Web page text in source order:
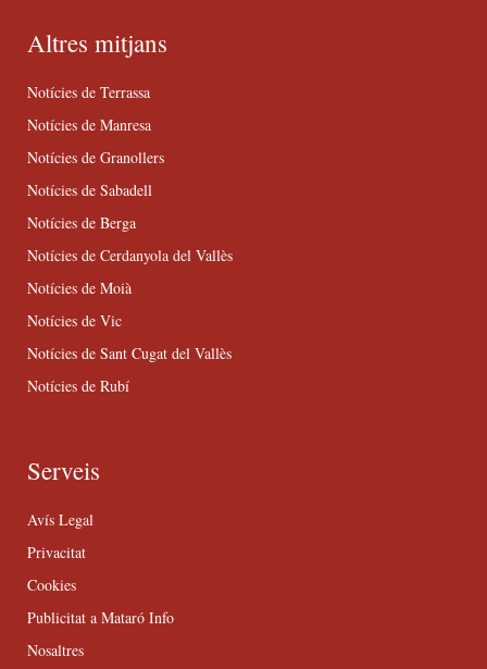
Altres mitjans
Notícies de Terrassa
Notícies de Manresa
Notícies de Granollers
Notícies de Sabadell
Notícies de Berga
Notícies de Cerdanyola del Vallès
Notícies de Moià
Notícies de Vic
Notícies de Sant Cugat del Vallès
Notícies de Rubí
Serveis
Avís Legal
Privacitat
Cookies
Publicitat a Mataró Info
Nosaltres